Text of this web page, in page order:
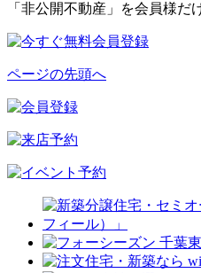
「非公開不動産」を会員様だ
ページの先頭へ